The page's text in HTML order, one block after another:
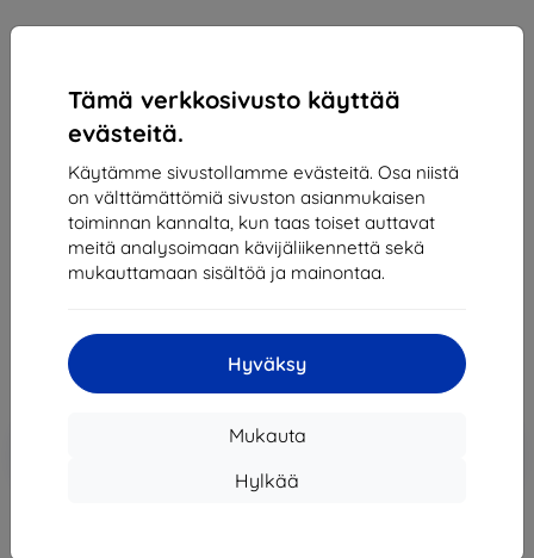
Tämä verkkosivusto käyttää
evästeitä.
Käytämme sivustollamme evästeitä. Osa niistä
on välttämättömiä sivuston asianmukaisen
toiminnan kannalta, kun taas toiset auttavat
meitä analysoimaan kävijäliikennettä sekä
mukauttamaan sisältöä ja mainontaa.
Hyväksy
Mukauta
Hylkää
Fullscreen Foil
Motorola Moto E7 Power
Kuvaus ja tekniset tiedot
12,51 €
Hinta ilman ALV:tä
Alennus kupongilla